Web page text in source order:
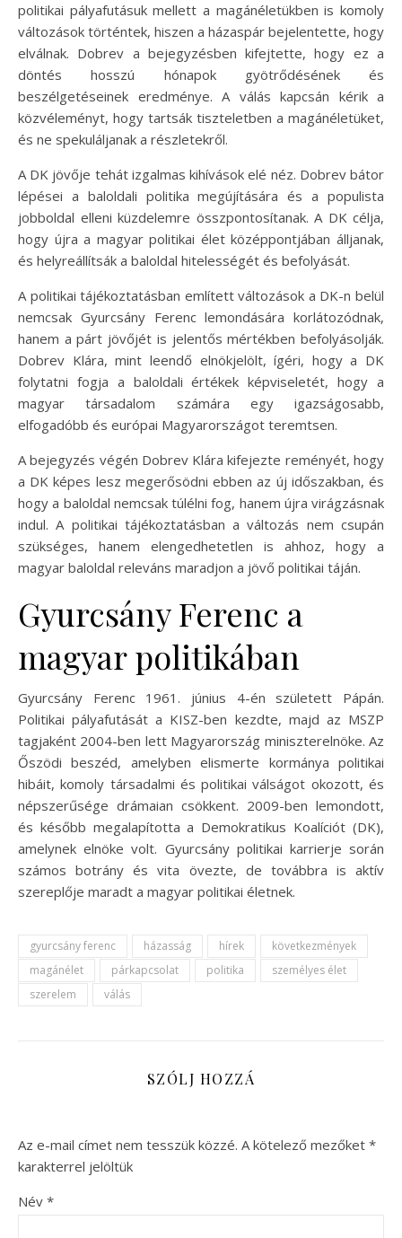
politikai pályafutásuk mellett a magánéletükben is komoly
változások történtek, hiszen a házaspár bejelentette, hogy
elválnak. Dobrev a bejegyzésben kifejtette, hogy ez a
döntés hosszú hónapok gyötrődésének és
beszélgetéseinek eredménye. A válás kapcsán kérik a
közvéleményt, hogy tartsák tiszteletben a magánéletüket,
és ne spekuláljanak a részletekről.
A DK jövője tehát izgalmas kihívások elé néz. Dobrev bátor
lépései a baloldali politika megújítására és a populista
jobboldal elleni küzdelemre összpontosítanak. A DK célja,
hogy újra a magyar politikai élet középpontjában álljanak,
és helyreállítsák a baloldal hitelességét és befolyását.
A politikai tájékoztatásban említett változások a DK-n belül
nemcsak Gyurcsány Ferenc lemondására korlátozódnak,
hanem a párt jövőjét is jelentős mértékben befolyásolják.
Dobrev Klára, mint leendő elnökjelölt, ígéri, hogy a DK
folytatni fogja a baloldali értékek képviseletét, hogy a
magyar társadalom számára egy igazságosabb,
elfogadóbb és európai Magyarországot teremtsen.
A bejegyzés végén Dobrev Klára kifejezte reményét, hogy
a DK képes lesz megerősödni ebben az új időszakban, és
hogy a baloldal nemcsak túlélni fog, hanem újra virágzásnak
indul. A politikai tájékoztatásban a változás nem csupán
szükséges, hanem elengedhetetlen is ahhoz, hogy a
magyar baloldal releváns maradjon a jövő politikai táján.
Gyurcsány Ferenc a
magyar politikában
Gyurcsány Ferenc 1961. június 4-én született Pápán.
Politikai pályafutását a KISZ-ben kezdte, majd az MSZP
tagjaként 2004-ben lett Magyarország miniszterelnöke. Az
Őszödi beszéd, amelyben elismerte kormánya politikai
hibáit, komoly társadalmi és politikai válságot okozott, és
népszerűsége drámaian csökkent. 2009-ben lemondott,
és később megalapította a Demokratikus Koalíciót (DK),
amelynek elnöke volt. Gyurcsány politikai karrierje során
számos botrány és vita övezte, de továbbra is aktív
szereplője maradt a magyar politikai életnek.
gyurcsány ferenc házasság hírek
következmények
magánélet
párkapcsolat politika
személyes élet
szerelem
válás
SZÓLJ HOZZÁ
Az e-mail címet nem tesszük közzé. A kötelező mezőket *
karakterrel jelöltük
Név *